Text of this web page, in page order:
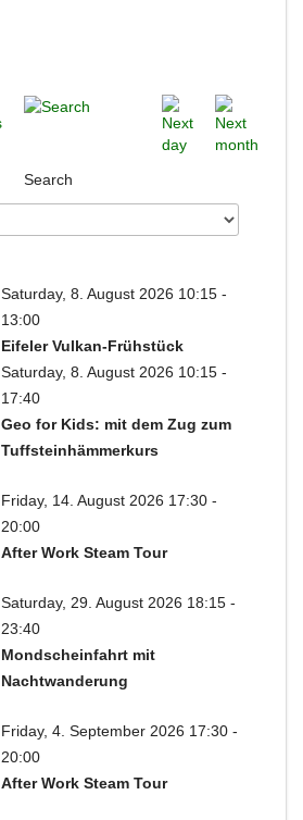
Search
Saturday, 8. August 2026 10:15 -
13:00
Eifeler Vulkan-Frühstück
Saturday, 8. August 2026 10:15 -
17:40
Geo for Kids: mit dem Zug zum
Tuffsteinhämmerkurs
Friday, 14. August 2026 17:30 -
20:00
After Work Steam Tour
Saturday, 29. August 2026 18:15 -
23:40
Mondscheinfahrt mit
Nachtwanderung
Friday, 4. September 2026 17:30 -
20:00
After Work Steam Tour